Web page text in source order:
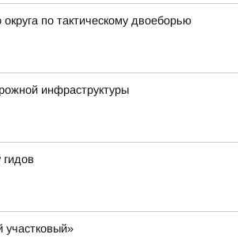
по тактическому двоеборью
инфраструктуры
участковый»